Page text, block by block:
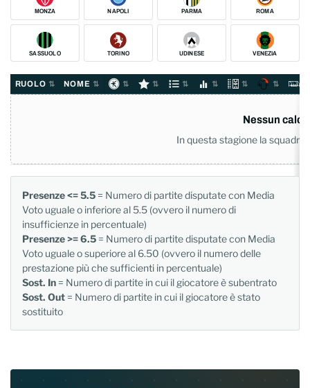
MONZA NAPOLI PARMA ROMA
SASSUOLO TORINO UDINESE VENEZIA
RUOLO NOME
Nessun
In questa stagione la squadra
Presenze <= 5.5 = Numero di partite disputate con Media
Voto uguale o inferiore al 5.5 (ovvero il numero di
insufficienze in percentuale)
Presenze >= 6.5 = Numero di partite disputate con Media
Voto uguale o superiore al 6.50 (ovvero il numero delle
prestazione più che sufficienti in percentuale)
Sost. In = Numero di partite in cui il giocatore è subentrato
Sost. Out = Numero di partite in cui il giocatore è stato
sostituito